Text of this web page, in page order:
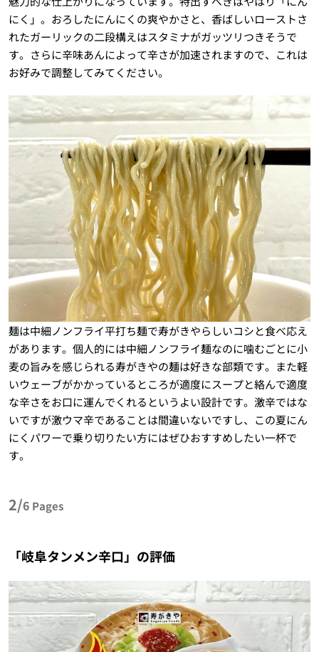
にく」。おろしたにんにくの爽やかさと、香ばしいローストさ
れたガーリックの二段構えはスタミナがガッツリつきそうで
す。さらに辛味あんによって辛さが加速されますので、これは
お好みで調整してみてください。
麺は中細ノンフライ平打ち麺で寿がきやらしいコシと食べ応え
があります。個人的には中細ノンフライ麺なのに噛むごとに小
麦の旨みを感じられる寿がきやの麺は好きな部類です。また軽
いウェーブがかかっているところが適度にスープと絡んで適度
な辛さをお口に運んでくれるというよい設計です。激辛ではな
いですが激ウマ辛であることは間違いないですし、この夏にん
にくパワーで乗り切りたい方にはぜひおすすめしたい一杯で
す。
2/6 Pages
「岐阜タンメン辛口」の評価